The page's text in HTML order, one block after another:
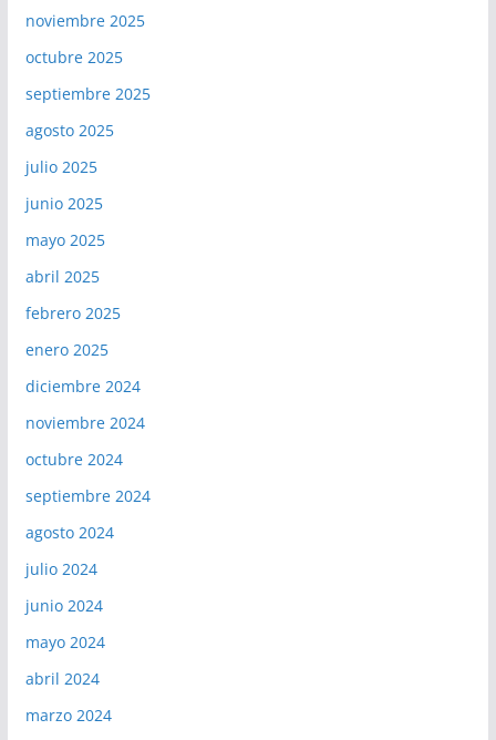
noviembre 2025
octubre 2025
septiembre 2025
agosto 2025
julio 2025
junio 2025
mayo 2025
abril 2025
febrero 2025
enero 2025
diciembre 2024
noviembre 2024
octubre 2024
septiembre 2024
agosto 2024
julio 2024
junio 2024
mayo 2024
abril 2024
marzo 2024